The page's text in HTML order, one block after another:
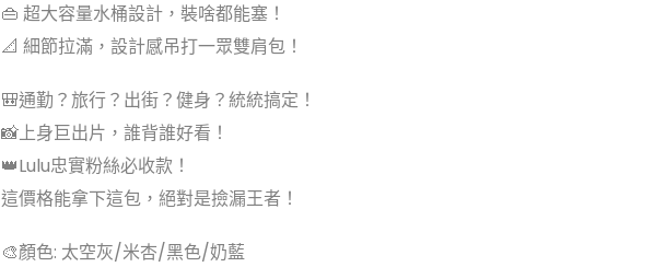
👜 超大容量水桶設計，裝啥都能塞！
📐 細節拉滿，設計感吊打一眾雙肩包！
🎒通勤？旅行？出街？健身？統統搞定！
📸上身巨出片，誰背誰好看！
👑Lulu忠實粉絲必收款！
這價格能拿下這包，絕對是撿漏王者！
🎨顏色: 太空灰/米杏/黑色/奶藍